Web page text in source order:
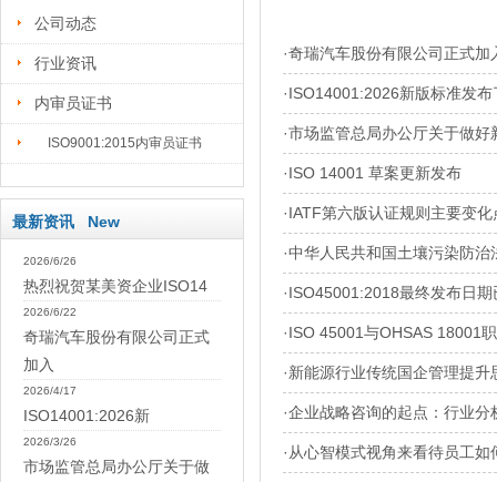
公司动态
行业资讯
内审员证书
ISO9001:2015内审员证书
最新资讯 New
2026/6/26
热烈祝贺某美资企业ISO14
2026/6/22
奇瑞汽车股份有限公司正式
加入
2026/4/17
ISO14001:2026新
2026/3/26
市场监管总局办公厅关于做
·奇瑞汽车股份有限公司正式加
·ISO14001:2026新版标准发布
·市场监管总局办公厅关于做
·ISO 14001 草案更新发布
·IATF第六版认证规则主要变化
·中华人民共和国土壤污染防
·ISO45001:2018最终发布日期
·ISO 45001与OHSAS 18001
·新能源行业传统国企管理提升
·企业战略咨询的起点：行业分
· 从心智模式视角来看待员工如